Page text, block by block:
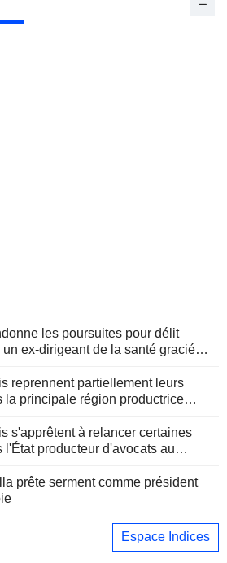
les poursuites pour délit
ex-dirigeant de la santé gracié
reprennent partiellement leurs
la principale région productrice
s'apprêtent à relancer certaines
l'État producteur d'avocats au
prête serment comme président
Espace Indices